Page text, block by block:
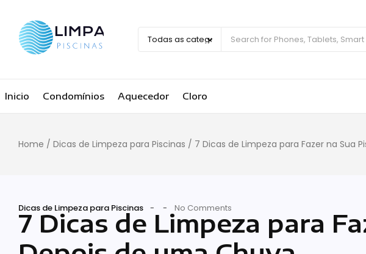
Inicio Condomínios Aquecedor Cloro
Home / Dicas de Limpeza para Piscinas / 7 Dicas de Limpeza para Fazer na Sua
Dicas de Limpeza para Piscinas - - No Comments
7 Dicas de Limpeza para